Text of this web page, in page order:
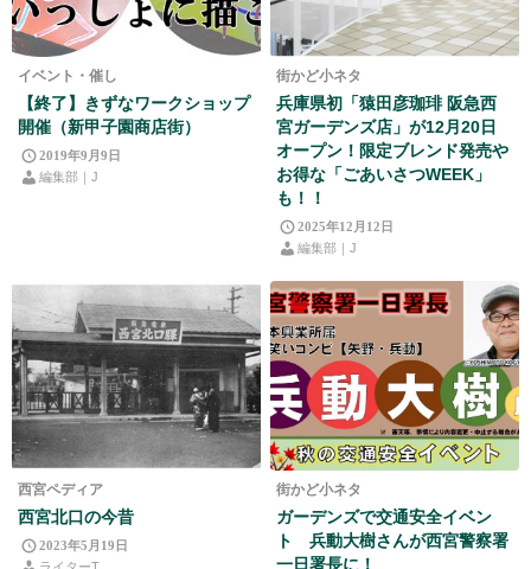
イベント・催し
【終了】きずなワークショップ
開催（新甲子園商店街）
2019年9月9日
編集部｜J
街かど小ネタ
兵庫県初「猿田彦珈琲 阪急西
宮ガーデンズ店」が12月20日
オープン！限定ブレンド発売や
お得な「ごあいさつWEEK」
も！！
2025年12月12日
編集部｜J
西宮ペディア
西宮北口の今昔
2023年5月19日
街かど小ネタ
ガーデンズで交通安全イベン
ト 兵動大樹さんが西宮警察署
一日署長に！